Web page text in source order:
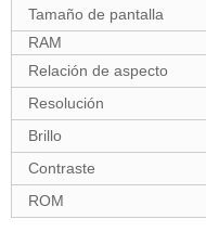
Tamaño de pantalla
RAM
Relación de aspecto
Resolución
Brillo
Contraste
ROM